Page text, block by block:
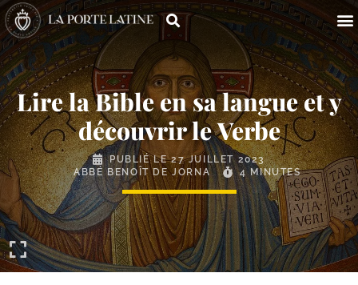
Lire la Bible en sa langue et y
découvrir le Verbe
PUBLIÉ LE27 JUILLET 2023
ABBÉ BENOÎT DE JORNA
4 MINUTES